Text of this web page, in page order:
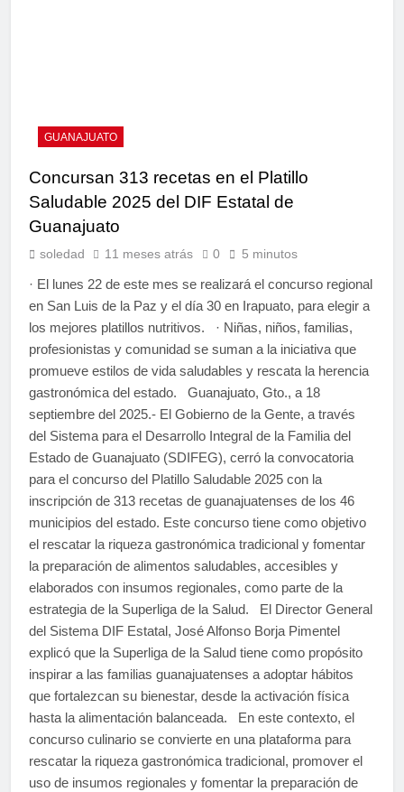
GUANAJUATO
Concursan 313 recetas en el Platillo
Saludable 2025 del DIF Estatal de
Guanajuato
soledad 11 meses atrás 0 5 minutos
· El lunes 22 de este mes se realizará el concurso regional
en San Luis de la Paz y el día 30 en Irapuato, para elegir a
los mejores platillos nutritivos. · Niñas, niños, familias,
profesionistas y comunidad se suman a la iniciativa que
promueve estilos de vida saludables y rescata la herencia
gastronómica del estado. Guanajuato, Gto., a 18
septiembre del 2025.- El Gobierno de la Gente, a través
del Sistema para el Desarrollo Integral de la Familia del
Estado de Guanajuato (SDIFEG), cerró la convocatoria
para el concurso del Platillo Saludable 2025 con la
inscripción de 313 recetas de guanajuatenses de los 46
municipios del estado. Este concurso tiene como objetivo
el rescatar la riqueza gastronómica tradicional y fomentar
la preparación de alimentos saludables, accesibles y
elaborados con insumos regionales, como parte de la
estrategia de la Superliga de la Salud. El Director General
del Sistema DIF Estatal, José Alfonso Borja Pimentel
explicó que la Superliga de la Salud tiene como propósito
inspirar a las familias guanajuatenses a adoptar hábitos
que fortalezcan su bienestar, desde la activación física
hasta la alimentación balanceada. En este contexto, el
concurso culinario se convierte en una plataforma para
rescatar la riqueza gastronómica tradicional, promover el
uso de insumos regionales y fomentar la preparación de